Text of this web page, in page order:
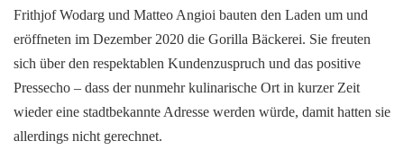
Frithjof Wodarg und Matteo Angioi bauten den Laden um und
eröffneten im Dezember 2020 die Gorilla Bäckerei. Sie freuten
sich über den respektablen Kundenzuspruch und das positive
Pressecho – dass der nunmehr kulinarische Ort in kurzer Zeit
wieder eine stadtbekannte Adresse werden würde, damit hatten sie
allerdings nicht gerechnet.